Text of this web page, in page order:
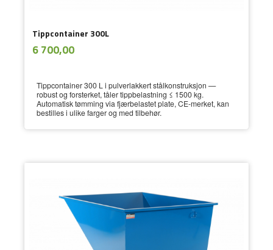
Tippcontainer 300L
Pris
6 700,00mva.
Tippcontainer 300 L i pulverlakkert stålkonstruksjon —
robust og forsterket, tåler tippbelastning ≤ 1500 kg.
Automatisk tømming via fjærbelastet plate, CE-merket, kan
bestilles i ulike farger og med tilbehør.